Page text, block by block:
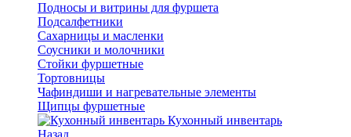
Подносы и витрины для фуршета
Подсалфетники
Сахарницы и масленки
Соусники и молочники
Стойки фуршетные
Тортовницы
Чафиндиши и нагревательные элементы
Щипцы фуршетные
Кухонный инвентарь
Назад